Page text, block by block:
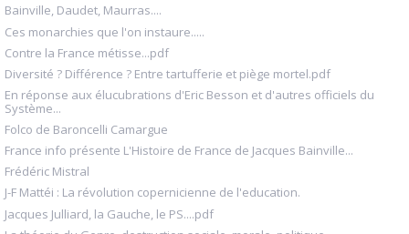
Bainville, Daudet, Maurras....
Ces monarchies que l'on instaure.....
Contre la France métisse...pdf
Diversité ? Différence ? Entre tartufferie et piège mortel.pdf
En réponse aux élucubrations d'Eric Besson et d'autres officiels du
Système...
Folco de Baroncelli Camargue
France info présente L'Histoire de France de Jacques Bainville...
Frédéric Mistral
J-F Mattéi : La révolution copernicienne de l'education.
Jacques Julliard, la Gauche, le PS....pdf